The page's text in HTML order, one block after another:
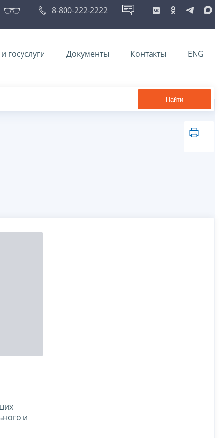
8-800-222-2222
госуслуги Документы Контакты ENG
Найти
и